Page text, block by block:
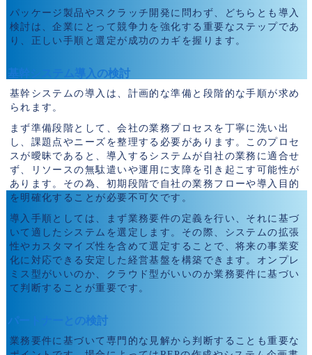
パッケージ製品やスクラッチ開発に問わず、どちらとも導入
検討は、企業にとって競争力を強化する重要なステップであ
り、正しい手順と選定が成功のカギを握ります。
基幹システム導入の検討
基幹システムの導入は、計画的な準備と段階的な手順が求め
られます。
まず準備段階として、会社の業務プロセスを丁寧に洗い出
し、課題点やニーズを整理する必要があります。このプロセ
スが曖昧であると、導入するシステムが自社の業務に適合せ
ず、リソースの無駄遣いや運用に支障を引き起こす可能性が
あります。その為、初期段階で自社の業務フローや導入目的
を明確化することが必要不可欠です。
導入手順としては、まず業務要件の定義を行い、それに基づ
いて適したシステムを選定します。その際、システムの拡張
性やカスタマイズ性を含めて選定することで、将来の事業変
化に対応できる安定した経営基盤を構築できます。オンプレ
ミス型がいいのか、クラウド型がいいのか業務要件に基づい
て判断することが重要です。
パートナーとの検討
業務要件に基づいて専門的な見解から判断することも重要な